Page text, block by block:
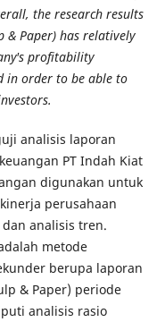
the research results
& Paper) has relatively
profitability
in order to be able to
analisis laporan
PT Indah Kiat
digunakan untuk
perusahaan
analisis tren.
metode
berupa laporan
& Paper) periode
analisis rasio